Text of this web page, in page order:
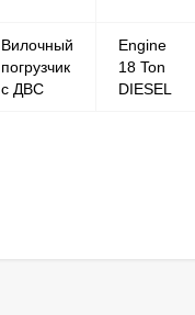
Вилочный
погрузчик
с ДВС
Engine
18 Ton
DIESEL